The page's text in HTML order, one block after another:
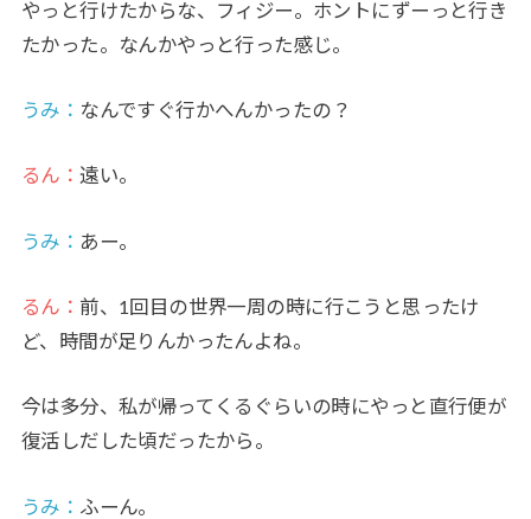
やっと行けたからな、フィジー。ホントにずーっと行き
たかった。なんかやっと行った感じ。
うみ ： なんですぐ行かへんかったの？
るん：遠い。
うみ ： あー。
るん： 前、1回目の世界一周の時に行こうと思ったけ
ど、時間が足りんかったんよね。
今は多分、私が帰ってくるぐらいの時にやっと直行便が
復活しだした頃だったから。
うみ ： ふーん。